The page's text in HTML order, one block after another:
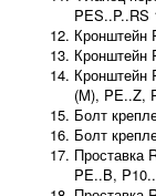
PES..P..RS
Кронштейн
Кронштейн
Кронштейн
(M), PE..Z,
Болт
Болт
Проставка
PE..B,